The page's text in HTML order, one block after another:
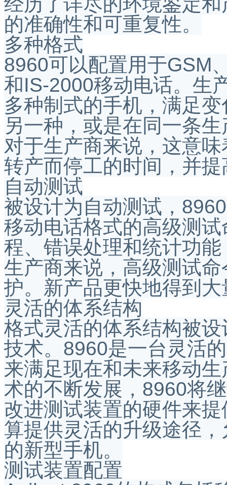
的准确性和可重复性。
多种格式
8960可以配置用于GSM
和IS-2000移动电话。生
多种制式的手机，满足
另一种，或是在同一条
对于生产商来说，这意
转产而停工的时间，并
自动测试
被设计为自动测试，
移动电话格式的高级测
程、错误处理和统计功
生产商来说，高级测试
护。新产品更快地得到
灵活的体系结构
格式灵活的体系结构被
技术。8960是一台灵活
来满足现在和未来移动
术的不断发展，8960将
改进测试装置的硬件来
算提供灵活的升级途径
的新型手机。
测试装置配置